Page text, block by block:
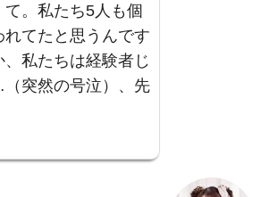
て。私たち5人も個
てたと思うんです
、私たちは経験者じ
突然の号泣）、先